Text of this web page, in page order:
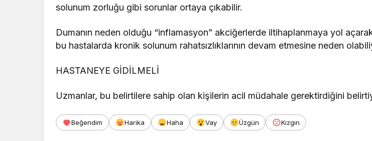
solunum zorluğu gibi sorunlar ortaya çıkabilir.
Dumanın neden olduğu “inflamasyon” akciğerlerde iltihaplanmaya yol
bu hastalarda kronik solunum rahatsızlıklarının devam etmesine neden
HASTANEYE GİDİLMELİ
Uzmanlar, bu belirtilere sahip olan kişilerin acil müdahale gerektirdiğini
Beğendim Harika Haha Vay Üzgün Kızgın